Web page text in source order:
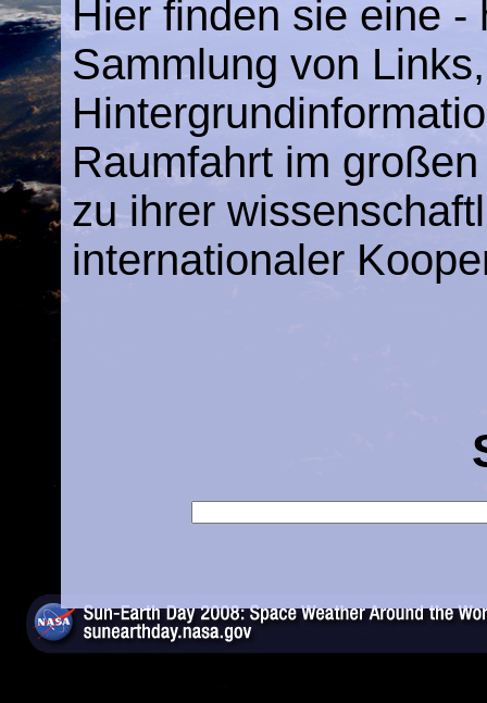
Hier finden sie eine
Sammlung von
Raumfahrt im
zu ihrer
internationaler